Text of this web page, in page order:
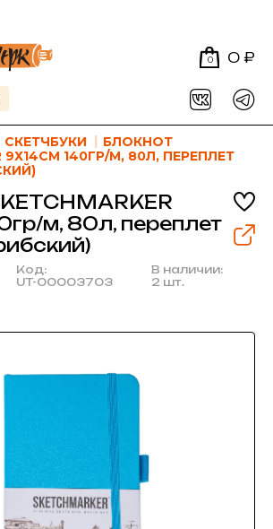
0 0 ₽
СКЕТЧБУКИ
БЛОКНОТ
9Х14СМ 140ГР/М, 80Л, ПЕРЕПЛЕТ
м, 80л, переплет
Код:
UT-00003703
В наличии:
2 шт.